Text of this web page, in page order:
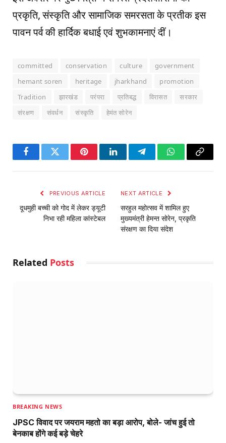
प्रकृति, संस्कृति और सामाजिक समरसता के प्रतीक इस
पावन पर्व की हार्दिक बधाई एवं शुभकामनाएं दीं।
committed conservation culture
government
hemant soren
heritage jharkhand
promotion
Tradition
झारखंड परंपरा प्रतिबद्ध विरासत
सरकार
संरक्षण
संवर्धन संस्कृति हेमंत सोरेन
FacebookTwitter PinterestLinkedInTelegramWhatsApp
Copy
PREVIOUS ARTICLE
दूधमुही बच्ची को गोद में लेकर ड्यूटी
निभा रही महिला कांस्टेबल
NEXT ARTICLE
सरहुल महोत्सव में शामिल हुए
मुख्यमंत्री हेमन्त सोरेन, प्रकृति
संरक्षण का दिया संदेश
Related Posts
BREAKING NEWS
JPSC विवाद पर जयराम महतो का बड़ा आरोप, बोले- जांच हुई तो
बेनकाब होंगे कई बड़े चेहरे